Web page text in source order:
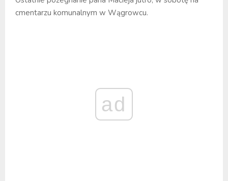
cmentarzu komunalnym w Wągrowcu.
ad